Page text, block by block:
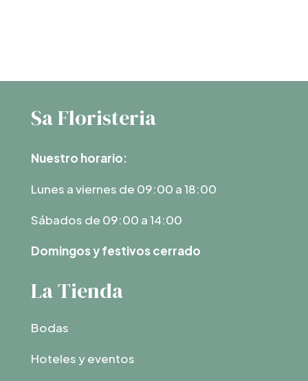
Sa Floristeria
Nuestro horario:
Lunes a viernes de 09:00 a 18:00
Sábados de 09:00 a 14:00
Domingos y festivos cerrado
La Tienda
Bodas
Hoteles y eventos